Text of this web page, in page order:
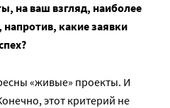
на ваш взгляд, наиболее
напротив, какие заявки
«живые» проекты. И
этот критерий не